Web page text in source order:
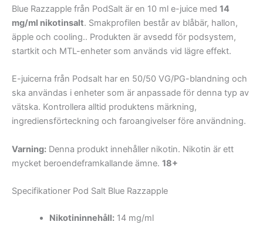
Blue Razzapple från PodSalt är en 10 ml e-juice med 14
mg/ml nikotinsalt. Smakprofilen består av blåbär, hallon,
äpple och cooling.. Produkten är avsedd för podsystem,
startkit och MTL-enheter som används vid lägre effekt.
E-juicerna från Podsalt har en 50/50 VG/PG-blandning och
ska användas i enheter som är anpassade för denna typ av
vätska. Kontrollera alltid produktens märkning,
ingrediensförteckning och faroangivelser före användning.
Varning: Denna produkt innehåller nikotin. Nikotin är ett
mycket beroendeframkallande ämne. 18+
Specifikationer Pod Salt Blue Razzapple
Nikotininnehåll:14 mg/ml